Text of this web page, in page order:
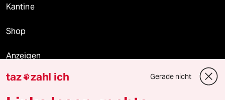
Kantine
Shop
Anzeigen
taz zahl ich Gerade nicht